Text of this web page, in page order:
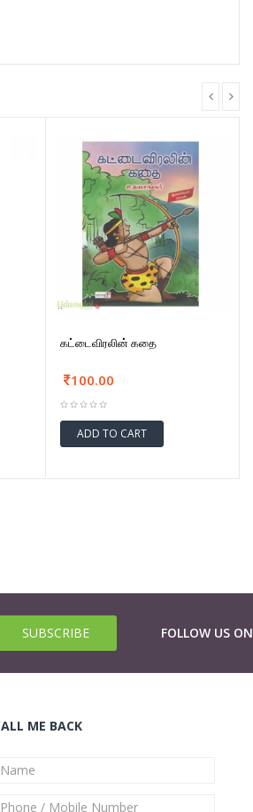
கட்டைவிரலின் கதை
100.00
ADD TO CART
FOLLOW US ON
ME BACK